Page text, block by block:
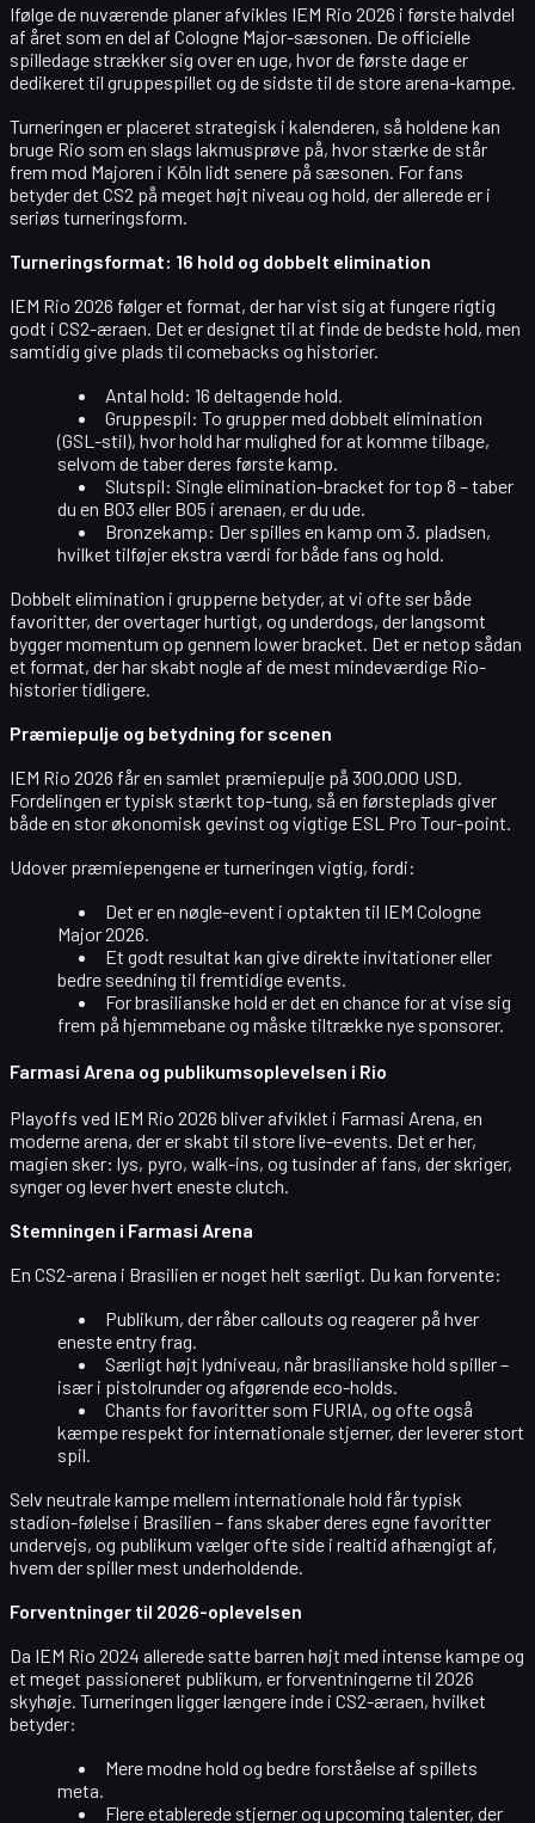
Ifølge de nuværende planer afvikles IEM Rio 2026 i første halvdel
af året som en del af Cologne Major-sæsonen. De officielle
spilledage strækker sig over en uge, hvor de første dage er
dedikeret til gruppespillet og de sidste til de store arena-kampe.
Turneringen er placeret strategisk i kalenderen, så holdene kan
bruge Rio som en slags lakmusprøve på, hvor stærke de står
frem mod Majoren i Köln lidt senere på sæsonen. For fans
betyder det CS2 på meget højt niveau og hold, der allerede er i
seriøs turneringsform.
Turneringsformat: 16 hold og dobbelt elimination
IEM Rio 2026 følger et format, der har vist sig at fungere rigtig
godt i CS2-æraen. Det er designet til at finde de bedste hold, men
samtidig give plads til comebacks og historier.
Antal hold: 16 deltagende hold.
Gruppespil: To grupper med dobbelt elimination
(GSL-stil), hvor hold har mulighed for at komme tilbage,
selvom de taber deres første kamp.
Slutspil: Single elimination-bracket for top 8 – taber
du en BO3 eller BO5 i arenaen, er du ude.
Bronzekamp: Der spilles en kamp om 3. pladsen,
hvilket tilføjer ekstra værdi for både fans og hold.
Dobbelt elimination i grupperne betyder, at vi ofte ser både
favoritter, der overtager hurtigt, og underdogs, der langsomt
bygger momentum op gennem lower bracket. Det er netop sådan
et format, der har skabt nogle af de mest mindeværdige Rio-
historier tidligere.
Præmiepulje og betydning for scenen
IEM Rio 2026 får en samlet præmiepulje på 300.000 USD.
Fordelingen er typisk stærkt top-tung, så en førsteplads giver
både en stor økonomisk gevinst og vigtige ESL Pro Tour-point.
Udover præmiepengene er turneringen vigtig, fordi:
Det er en nøgle-event i optakten til IEM Cologne
Major 2026.
Et godt resultat kan give direkte invitationer eller
bedre seedning til fremtidige events.
For brasilianske hold er det en chance for at vise sig
frem på hjemmebane og måske tiltrække nye sponsorer.
Farmasi Arena og publikumsoplevelsen i Rio
Playoffs ved IEM Rio 2026 bliver afviklet i Farmasi Arena, en
moderne arena, der er skabt til store live-events. Det er her,
magien sker: lys, pyro, walk-ins, og tusinder af fans, der skriger,
synger og lever hvert eneste clutch.
Stemningen i Farmasi Arena
En CS2-arena i Brasilien er noget helt særligt. Du kan forvente:
Publikum, der råber callouts og reagerer på hver
eneste entry frag.
Særligt højt lydniveau, når brasilianske hold spiller –
især i pistolrunder og afgørende eco-holds.
Chants for favoritter som FURIA, og ofte også
kæmpe respekt for internationale stjerner, der leverer stort
spil.
Selv neutrale kampe mellem internationale hold får typisk
stadion-følelse i Brasilien – fans skaber deres egne favoritter
undervejs, og publikum vælger ofte side i realtid afhængigt af,
hvem der spiller mest underholdende.
Forventninger til 2026-oplevelsen
Da IEM Rio 2024 allerede satte barren højt med intense kampe og
et meget passioneret publikum, er forventningerne til 2026
skyhøje. Turneringen ligger længere inde i CS2-æraen, hvilket
betyder:
Mere modne hold og bedre forståelse af spillets
meta.
Flere etablerede stjerner og upcoming talenter, der